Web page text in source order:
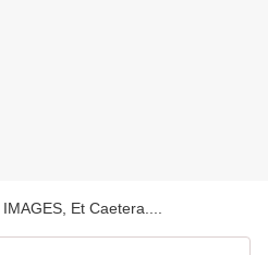
IMAGES, Et Caetera...